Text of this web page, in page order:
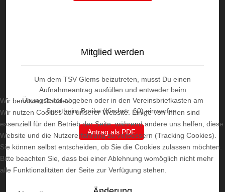
Mitglied werden
Um dem TSV Glems beizutreten, musst Du einen
Aufnahmeantrag ausfüllen und entweder beim
Übungsleiter abgeben oder in den Vereinsbriefkasten am
Sportheim Braike (Kirchstr. 60) einwerfen.
Antrag als PDF
Wir benutzen Cookies
Wir nutzen Cookies auf unserer Website. Einige von ihnen sind
essenziell für den Betrieb der Seite, während andere uns helfen, diese
Website und die Nutzererfahrung zu verbessern (Tracking Cookies).
Sie können selbst entscheiden, ob Sie die Cookies zulassen möchten.
Bitte beachten Sie, dass bei einer Ablehnung womöglich nicht mehr
alle Funktionalitäten der Seite zur Verfügung stehen.